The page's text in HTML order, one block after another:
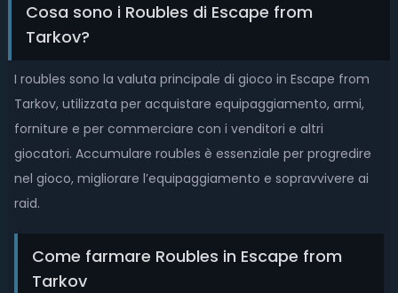
Cosa sono i Roubles di Escape from
Tarkov?
I roubles sono la valuta principale di gioco in Escape from
Tarkov, utilizzata per acquistare equipaggiamento, armi,
forniture e per commerciare con i venditori e altri
giocatori. Accumulare roubles è essenziale per progredire
nel gioco, migliorare l’equipaggiamento e sopravvivere ai
raid.
Come farmare Roubles in Escape from
Tarkov